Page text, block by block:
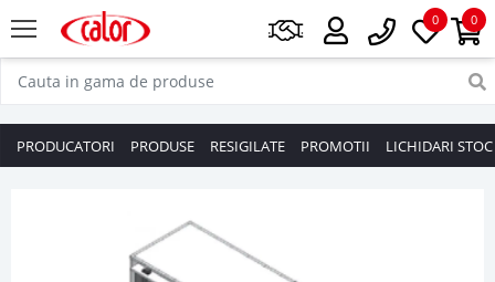
0
0
PRODUCATORI PRODUSE RESIGILATE PROMOTII LICHIDARI STOC